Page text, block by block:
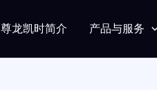
尊龙凯时简介 产品与服务